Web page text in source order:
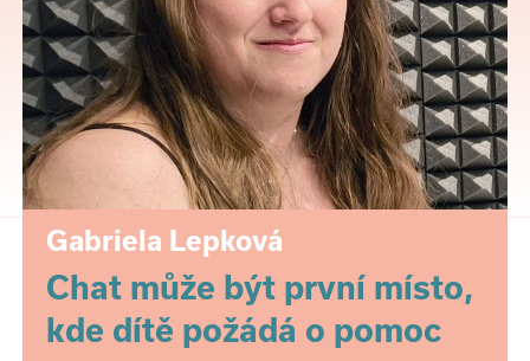
Gabriela Lepková
Chat může být první místo,
kde dítě požádá o pomoc